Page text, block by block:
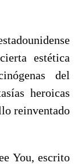
estética
del
heroicas
reinventado
You, escrito